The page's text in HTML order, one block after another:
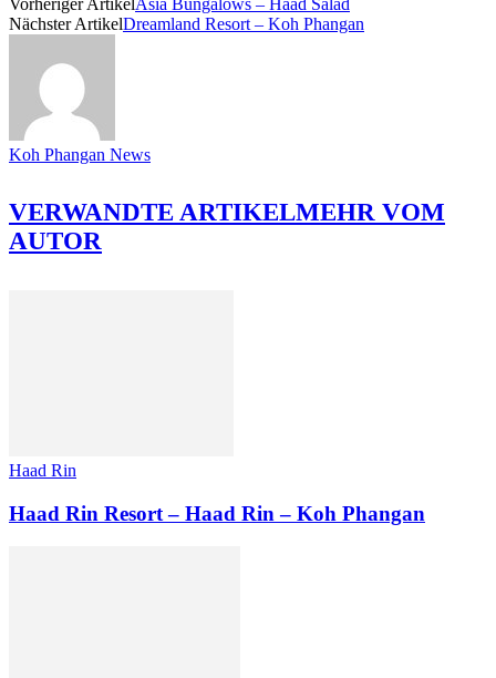
Nächster ArtikelDreamland Resort – Koh Phangan
Koh Phangan News
VERWANDTE ARTIKELMEHR VOM
AUTOR
Haad Rin
Haad Rin Resort – Haad Rin – Koh Phangan